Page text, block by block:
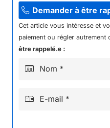
BATTERIE
NRJ
5000W
Demander à être
Cet article vous intéresse et
paiement ou régler autrement
être rappelé.e :
Nom *
E-mail *